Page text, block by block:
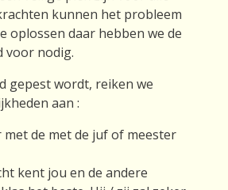
kunnen het probleem
oplossen daar hebben we de
voor nodig.
gepest wordt, reiken we
aan :
met de met de juf of meester
kent jou en de andere